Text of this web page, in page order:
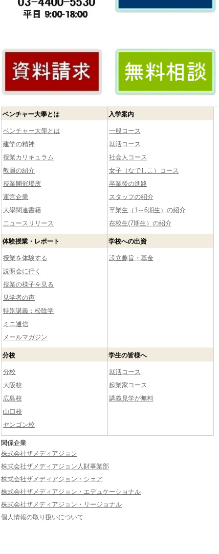
ベンチャー大學とは
ベンチャー大學とは
建学の精神
授業カリキュラム
教員の紹介
授業開催場所
運営企業
大學関連書籍
ニュースリリース
入学案内
一般コース
就活コース
社会人コース
女子（なでしこ）コース
卒業後の進路
スタッフの紹介
卒業生（1～6期生）の紹介
在校生(7期生）の紹介
体験授業・レポート
授業を体験する
説明会に行く
授業の様子を見る
見学者の声
特別講義：松陰学
ミニ通信
メールマガジン
学校への出資
設立趣旨・基金
分校
分校
大阪校
広島校
山口校
ヤンゴン校
学生の皆様へ
就活コース
起業家コース
講義見学が無料
関係企業
株式会社ザメディアジョン
株式会社ザメディアジョン人財事業部
株式会社ザメディアジョン・シェア
株式会社ザメディアジョン・エデュケーショナル
株式会社ザメディアジョン・リージョナル
個人情報の取り扱いについて